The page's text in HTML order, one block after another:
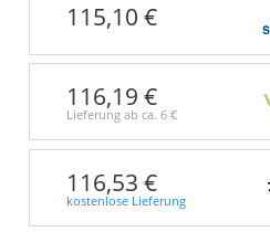
115,10 €
116,19 €
Lieferung ab ca. 6 €
116,53 €
kostenlose Lieferung